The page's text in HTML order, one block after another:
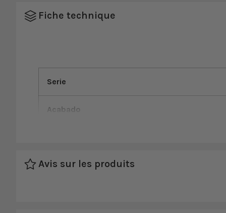
Fiche technique
Serie
Acabado
Haut
Avis sur les produits